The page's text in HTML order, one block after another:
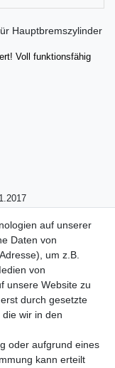
Hauptbremszylinder
Voll funktionsfähig
auf unserer
Daten von
um z.B.
von
unsere Website zu
durch gesetzte
wir in den
oder aufgrund eines
kann erteilt